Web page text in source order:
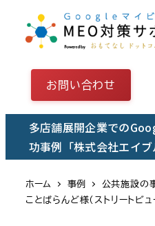
テ
お問い合わせ
多店舗展開企業での
功事例「株式会社エイ
ホーム 事例 公共施設の
ことばらんど様（ストリートビュ